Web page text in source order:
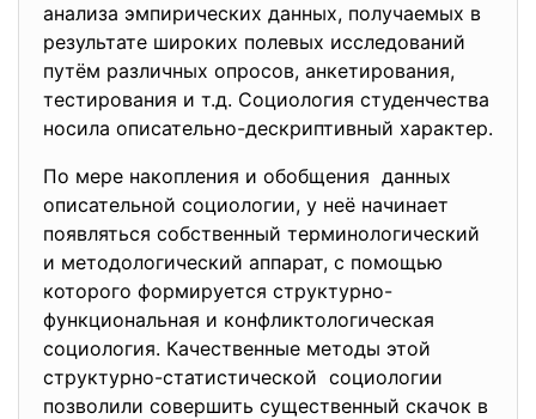
анализа эмпирических данных, получаемых в
результате широких полевых исследований
путём различных опросов, анкетирования,
тестирования и т.д. Социология студенчества
носила описательно-дескриптивный характер.
По мере накопления и обобщения данных
описательной социологии, у неё начинает
появляться собственный терминологический
и методологический аппарат, с помощью
которого формируется структурно-
функциональная и конфликтологическая
социология. Качественные методы этой
структурно-статистической социологии
позволили совершить существенный скачок в